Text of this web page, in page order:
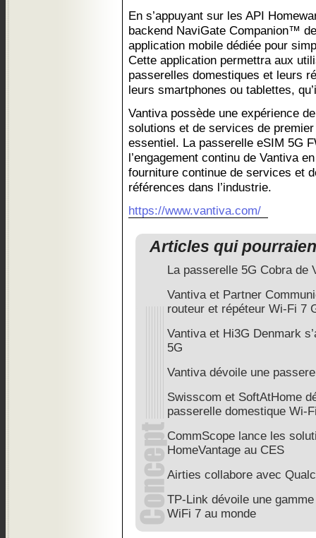
En s’appuyant sur les API
backend NaviGate Companion™
application mobile dédiée pour
Cette application permettra aux
passerelles domestiques et leurs
leurs smartphones ou tablettes,
Vantiva possède une expérience
solutions et de services de
essentiel. La passerelle eSIM 5G
l’engagement continu de Vantiva
fourniture continue de services et
références dans l’industrie.
https://www.vantiva.com/
Articles qui
La passerelle 5G Cobra de
Vantiva et Partner
routeur et répéteur Wi-Fi 7
Vantiva et Hi3G Denmark
5G
Vantiva dévoile une
Swisscom et SoftAtHome
passerelle domestique Wi-
CommScope lance les
HomeVantage au CES
Airties collabore avec
TP-Link dévoile une
WiFi 7 au monde